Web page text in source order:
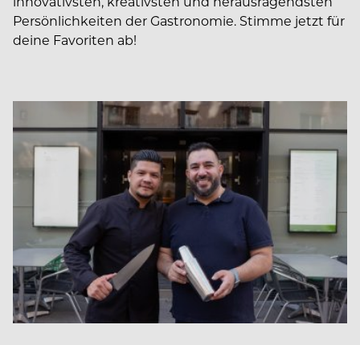
Persönlichkeiten der Gastronomie. Stimme jetzt für
deine Favoriten ab!